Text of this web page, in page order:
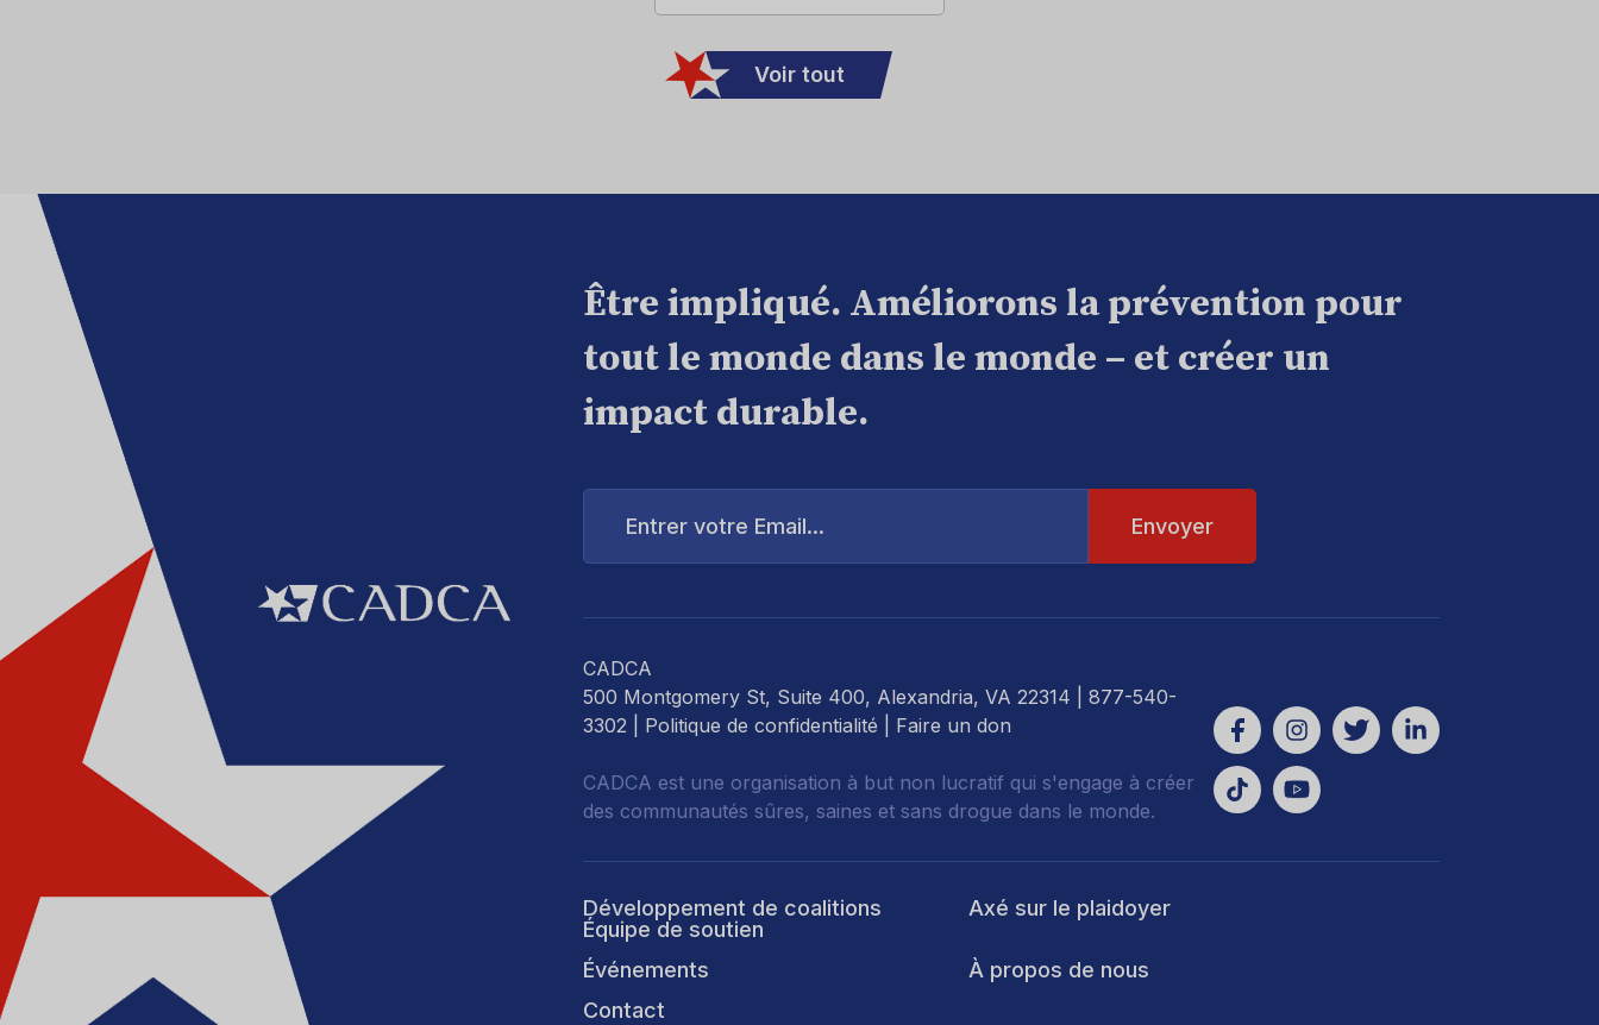
Voir tout
Être impliqué. Améliorons la prévention pour
tout le monde dans le monde – et créer un
impact durable.
Entrer
Email...
CADCA
500 Montgomery St, Suite 400, Alexandria, VA 22314 | 877-540-
3302 | Politique de confidentialité Faire un don
CADCA est une organisation à but non lucratif qui s'engage à créer
des communautés sûres, saines et sans drogue dans le monde.
Développement de coalitions
Équipe de soutien
Axé sur le plaidoyer
Événements
À propos de nous
Contact